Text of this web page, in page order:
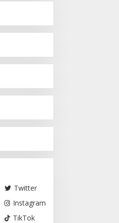
Twitter
Instagram
TikTok